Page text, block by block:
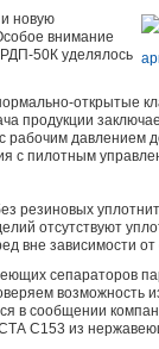
новую
внимание
РДП-50К уделялось
открытые
продукции
рабочим
с пилотным
резиновых
отсутствуют
вне зависимости от
сепараторов
возможность
в сообщении
С153 из